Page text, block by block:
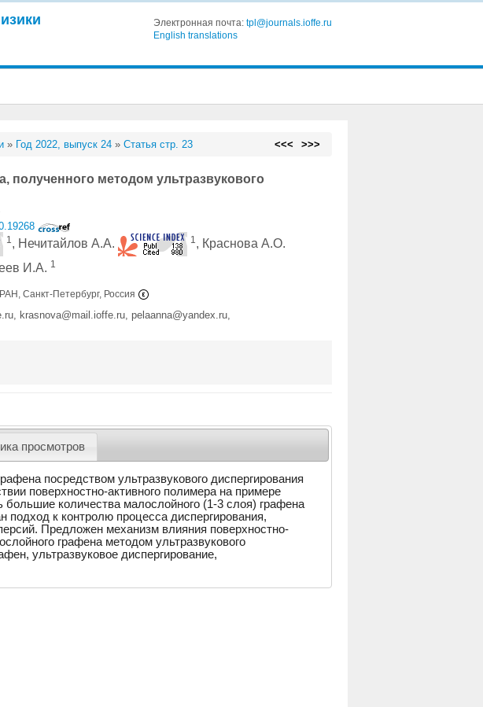
Электронная почта: tpl@journals.ioffe.ru
English translations
» Год 2022, выпуск 24 »Статья стр. 23 <<< >>>
полученного методом ультразвукового
1 , Нечитайлов А.А. 1 , Краснова А.О.
И.А. 1
Санкт-Петербург, Россия
krasnova@mail.ioffe.ru, pelaanna@yandex.ru,
просмотров
посредством ультразвукового диспергирования
поверхностно-активного полимера на примере
большие количества малослойного (1-3 слоя) графена
подход к контролю процесса диспергирования,
Предложен механизм влияния поверхностно-
графена методом ультразвукового
ультразвуковое диспергирование,